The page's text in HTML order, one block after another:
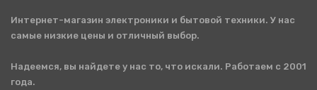
Интернет-магазин электроники и бытовой техники. У нас
самые низкие цены и отличный выбор.
Надеемся, вы найдете у нас то, что искали. Работаем с 2001
года.